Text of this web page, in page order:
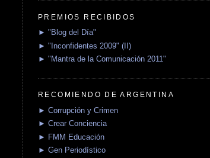
PREMIOS RECIBIDOS
► "Blog del Día"
► "Inconfidentes 2009" (II)
► "Mantra de la Comunicación 2011"
RECOMIENDO DE ARGENTINA
► Corrupción y Crimen
► Crear Conciencia
► FMM Educación
► Gen Periodístico